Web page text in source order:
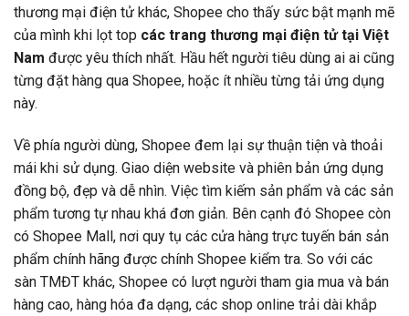
thương mại điện tử khác, Shopee cho thấy sức bật mạnh mẽ
của mình khi lọt top các trang thương mại điện tử tại Việt
Nam được yêu thích nhất. Hầu hết người tiêu dùng ai ai cũng
từng đặt hàng qua Shopee, hoặc ít nhiều từng tải ứng dụng
này.
Về phía người dùng, Shopee đem lại sự thuận tiện và thoải
mái khi sử dụng. Giao diện website và phiên bản ứng dụng
đồng bộ, đẹp và dễ nhìn. Việc tìm kiếm sản phẩm và các sản
phẩm tương tự nhau khá đơn giản. Bên cạnh đó Shopee còn
có Shopee Mall, nơi quy tụ các cửa hàng trực tuyến bán sản
phẩm chính hãng được chính Shopee kiểm tra. So với các
sàn TMĐT khác, Shopee có lượt người tham gia mua và bán
hàng cao, hàng hóa đa dạng, các shop online trải dài khắp